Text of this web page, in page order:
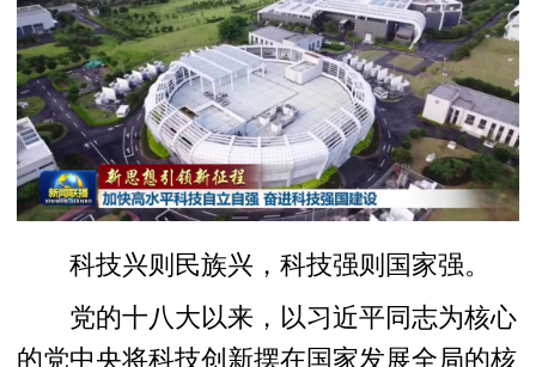
科技兴则民族兴，科技强则国家强。
党的十八大以来，以习近平同志为核心
的党中央将科技创新摆在国家发展全局的核